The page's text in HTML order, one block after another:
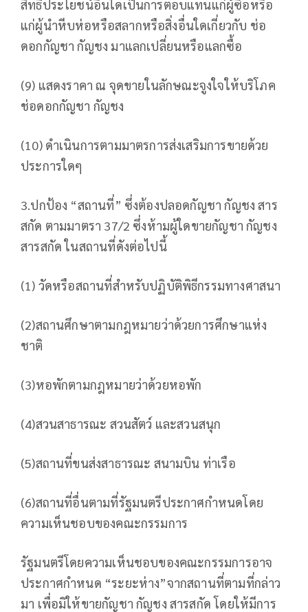
สิทธิประโยชน์อื่นใดเป็นการตอบแทนแก่ผู้ซื้อหรือ
แก่ผู้นำหีบห่อหรือสลากหรือสิ่งอื่นใดเกี่ยวกับ ช่อ
ดอกกัญชา กัญชง มาแลกเปลี่ยนหรือแลกซื้อ
(9) แสดงราคา ณ จุดขายในลักษณะจูงใจให้บริโภค
ช่อดอกกัญชา กัญชง
(10) ดำเนินการตามมาตรการส่งเสริมการขายด้วย
ประการใดๆ
3.ปกป้อง “สถานที่” ซึ่งต้องปลอดกัญชา กัญชง สาร
สกัด ตามมาตรา 37/2 ซึ่งห้ามผู้ใดขายกัญชา กัญชง
สารสกัด ในสถานที่ดังต่อไปนี้
(1) วัดหรือสถานที่สำหรับปฏิบัติพิธีกรรมทางศาสนา
(2)สถานศึกษาตามกฎหมายว่าด้วยการศึกษาแห่ง
ชาติ
(3)หอพักตามกฎหมายว่าด้วยหอพัก
(4)สวนสาธารณะ สวนสัตว์ และสวนสนุก
(5)สถานที่ขนส่งสาธารณะ สนามบิน ท่าเรือ
(6)สถานที่อื่นตามที่รัฐมนตรีประกาศกำหนดโดย
ความเห็นชอบของคณะกรรมการ
รัฐมนตรีโดยความเห็นชอบของคณะกรรมการอาจ
ประกาศกำหนด “ระยะห่าง”จากสถานที่ตามที่กล่าว
มา เพื่อมิให้ขายกัญชา กัญชง สารสกัด โดยให้มีการ